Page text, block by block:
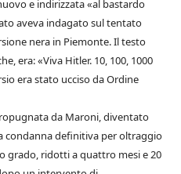
e indirizzata «al bastardo
aveva indagato sul tentato
nera in Piemonte. Il testo
era: «Viva Hitler. 10, 100, 1000
era stato ucciso da Ordine
da Maroni, diventato
condanna definitiva per oltraggio
grado, ridotti a quattro mesi e 20